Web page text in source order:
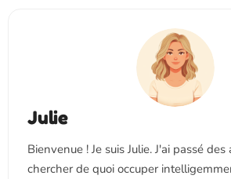
Julie
Bienvenue ! Je suis Julie. J'ai passé des
chercher de quoi occuper